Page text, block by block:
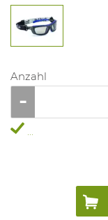
Anzahl
...